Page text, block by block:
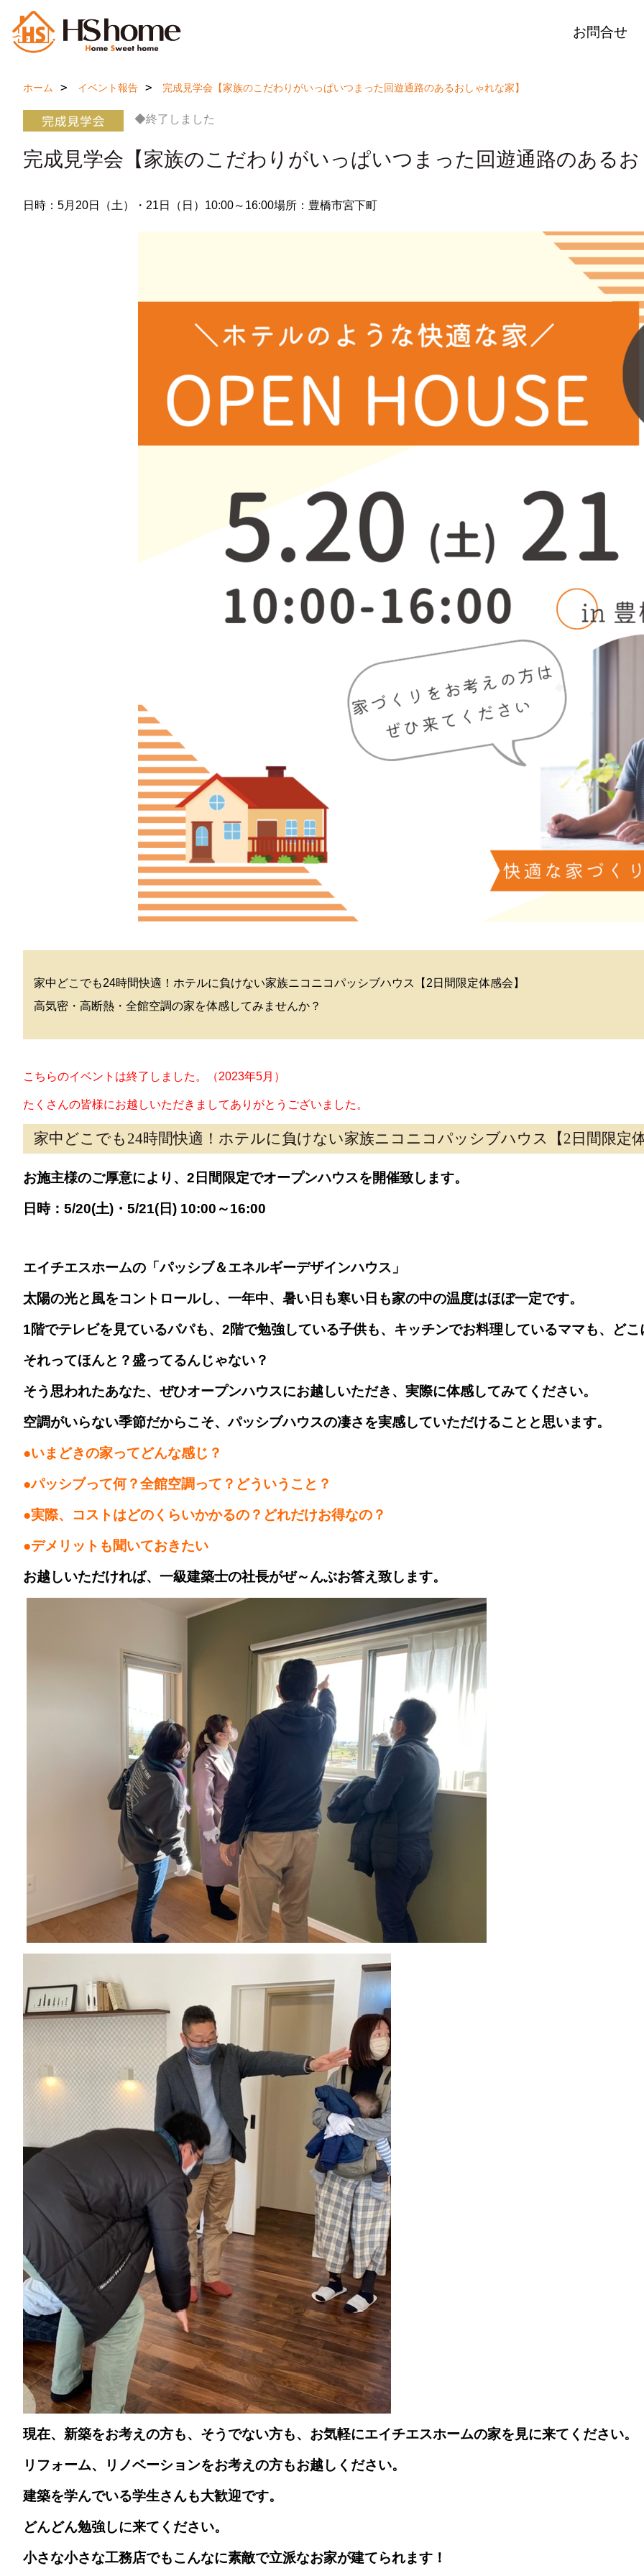
お問合せ
ホーム イベント報告 完成見学会【家族のこだわりがいっぱいつまった回遊通路のあるおしゃれな家】
◆終了しました
完成見学会【家族のこだわりがいっぱいつまった回遊通路のある
日時：5月20日（土）・21日（日）10:00～16:00場所：豊橋市宮下町
家中どこでも24時間快適！ホテルに負けない家族ニコニコパッシブハウス【2日間限定体感会】
高気密・高断熱・全館空調の家を体感してみませんか？
こちらのイベントは終了しました。（2023年5月）
たくさんの皆様にお越しいただきましてありがとうございました。
家中どこでも24時間快適！ホテルに負けない家族ニコニコパッシブハウス【2日間限定
お施主様のご厚意により、2日間限定でオープンハウスを開催致します。
日時：5/20(土)・5/21(日) 10:00～16:00
エイチエスホームの「パッシブ＆エネルギーデザインハウス」
太陽の光と風をコントロールし、一年中、暑い日も寒い日も家の中の温度はほぼ一定です。
1階でテレビを見ているパパも、2階で勉強している子供も、キッチンでお料理しているママも、ど
それってほんと？盛ってるんじゃない？
そう思われたあなた、ぜひオープンハウスにお越しいただき、実際に体感してみてください。
空調がいらない季節だからこそ、パッシブハウスの凄さを実感していただけることと思います。
●いまどきの家ってどんな感じ？
●パッシブって何？全館空調って？どういうこと？
●実際、コストはどのくらいかかるの？どれだけお得なの？
●デメリットも聞いておきたい
お越しいただければ、一級建築士の社長がぜ～んぶお答え致します。
現在、新築をお考えの方も、そうでない方も、お気軽にエイチエスホームの家を見に来てください。
リフォーム、リノベーションをお考えの方もお越しください。
建築を学んでいる学生さんも大歓迎です。
どんどん勉強しに来てください。
小さな小さな工務店でもこんなに素敵で立派なお家が建てられます！